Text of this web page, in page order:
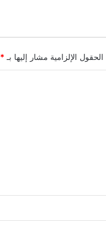
الحقول الإلزامية مشار إليها بـ *